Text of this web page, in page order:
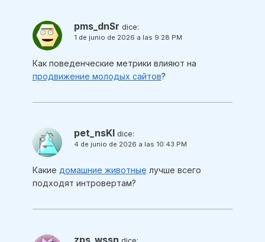
pms_dnSr dice:
1 de junio de 2026 a las 9:28 PM
Как поведенческие метрики влияют на
продвижение молодых сайтов?
pet_nsKl dice:
4 de junio de 2026 a las 10:43 PM
Какие домашние животные лучше всего
подходят интровертам?